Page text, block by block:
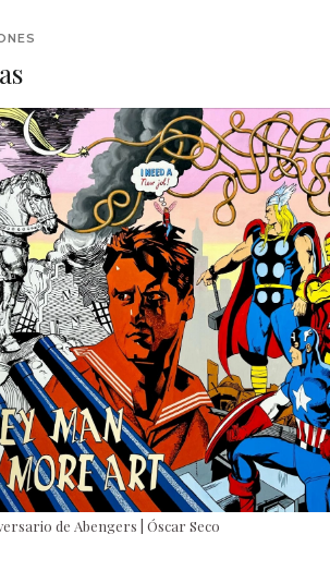
de Abengers | Óscar Seco